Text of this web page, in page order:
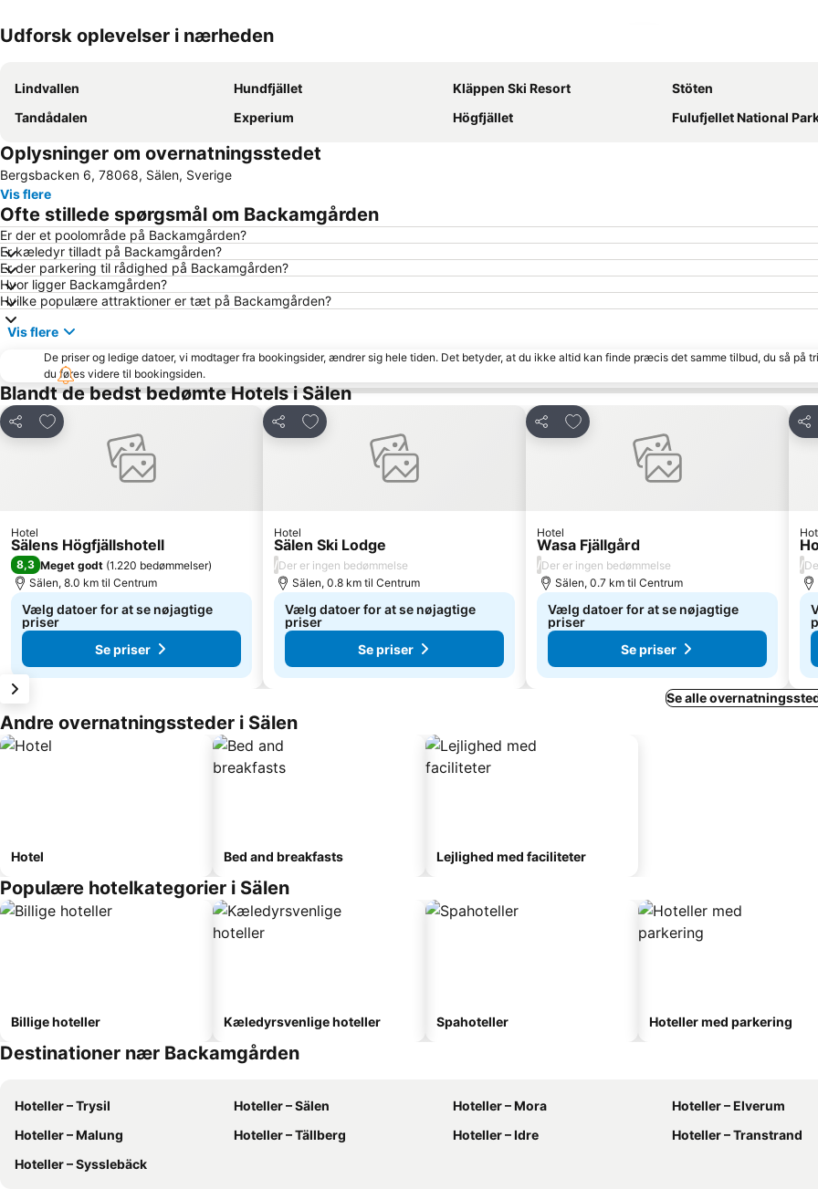
Udforsk oplevelser i nærheden
Lindvallen Hundfjället Kläppen Ski Resort
Stöten
Tandådalen
Experium Högfjället Fulufjellet National
Oplysninger om overnatningsstedet
Bergsbacken 6, 78068, Sälen, Sverige
Vis flere
Ofte stillede spørgsmål om Backamgården
Er der et poolområde på Backamgården?
Er kæledyr tilladt på Backamgården?
Er der parkering til rådighed på Backamgården?
Hvor ligger Backamgården?
Hvilke populære attraktioner er tæt på Backamgården?
Vis flere
De priser og ledige datoer, vi modtager fra bookingsider, ændrer sig hele tiden. Det betyder, at du ikke altid kan finde præcis det samme tilbud, du så på
du føres videre til bookingsiden.
Blandt de bedst bedømte Hotels i Sälen
Del
Føj til favoritter
Hotel
Sälens Högfjällshotell
8,3 Meget godt (1.220 bedømmelser)
Sälen, 8.0 km til Centrum
Vælg datoer for at se nøjagtige
priser
Se priser
Del
Føj til favoritter
Hotel
Sälen Ski Lodge
/Der er ingen bedømmelse
Sälen, 0.8 km til Centrum
Vælg datoer for at se nøjagtige
priser
Se priser
Del
Føj til favoritter
Hotel
Wasa Fjällgård
/Der er ingen bedømmelse
Sälen, 0.7 km til Centrum
Vælg datoer for at se nøjagtige
priser
Se priser
Del
/
Se alle
Andre overnatningssteder i Sälen
Hotel Bed and breakfasts Lejlighed med faciliteter
Populære hotelkategorier i Sälen
Billige hoteller Kæledyrsvenlige hoteller Spahoteller Hoteller med parkering
Destinationer nær Backamgården
Hoteller – Trysil Hoteller – Sälen Hoteller – Mora
Hoteller – Elverum
Hoteller – Malung
Hoteller – Tällberg Hoteller – Idre
Hoteller – Transtrand
Hoteller – Sysslebäck